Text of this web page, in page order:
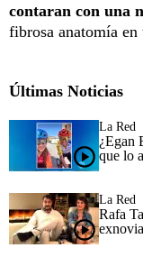
contaran con una
fibrosa anatomía en
Últimas Noticias
La Red
¿Egan
que lo
La Red
Rafa